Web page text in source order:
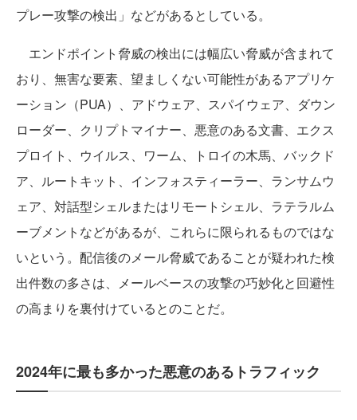
プレー攻撃の検出」などがあるとしている。
エンドポイント脅威の検出には幅広い脅威が含まれて
おり、無害な要素、望ましくない可能性があるアプリケ
ーション（PUA）、アドウェア、スパイウェア、ダウン
ローダー、クリプトマイナー、悪意のある文書、エクス
プロイト、ウイルス、ワーム、トロイの木馬、バックド
ア、ルートキット、インフォスティーラー、ランサムウ
ェア、対話型シェルまたはリモートシェル、ラテラルム
ーブメントなどがあるが、これらに限られるものではな
いという。配信後のメール脅威であることが疑われた検
出件数の多さは、メールベースの攻撃の巧妙化と回避性
の高まりを裏付けているとのことだ。
2024年に最も多かった悪意のあるトラフィック